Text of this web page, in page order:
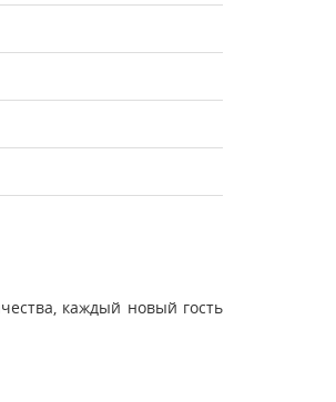
каждый новый гость